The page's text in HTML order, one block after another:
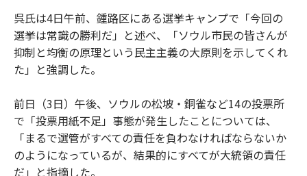
呉氏は4日午前、鍾路区にある選挙キャンプで「今回の
選挙は常識の勝利だ」と述べ、「ソウル市民の皆さんが
抑制と均衡の原理という民主主義の大原則を示してくれ
た」と強調した。
前日（3日）午後、ソウルの松坡・銅雀など14の投票所
で「投票用紙不足」事態が発生したことについては、
「まるで選管がすべての責任を負わなければならないか
のようになっているが、結果的にすべてが大統領の責任
だ」と指摘した。